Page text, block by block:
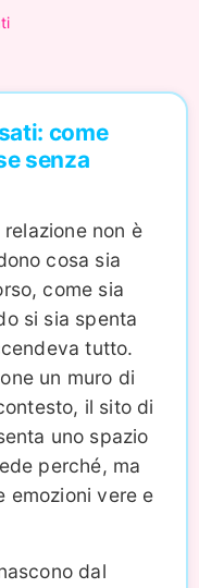
come
senza
non è
cosa sia
come sia
si sia spenta
tutto.
un muro di
il sito di
uno spazio
perché, ma
emozioni vere e
dal